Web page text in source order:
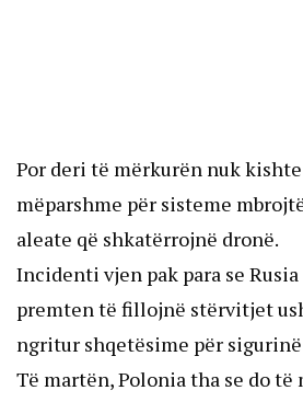
Por deri të mërkurën nuk
mëparshme për sisteme
aleate që shkatërrojnë dronë.
Incidenti vjen pak para se
premten të fillojnë stërvitjet
ngritur shqetësime për
Të martën, Polonia tha se do